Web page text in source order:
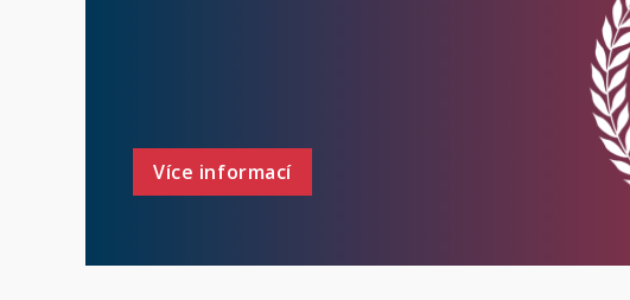
Více informací